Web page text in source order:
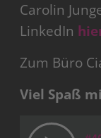
Carolin
LinkedIn
Zum Büro
Viel Spaß